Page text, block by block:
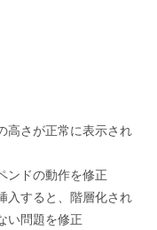
高さが正常に表示され
ンドの動作を修正
入すると、階層化され
い問題を修正